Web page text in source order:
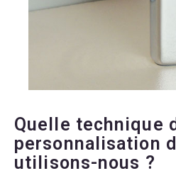
Quelle technique
personnalisation
utilisons-nous ?